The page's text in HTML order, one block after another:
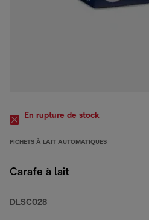
En rupture de stock
PICHETS À LAIT AUTOMATIQUES
Carafe à lait
DLSC028